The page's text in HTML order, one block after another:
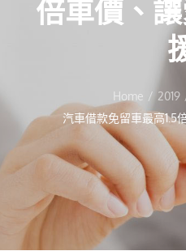
倍車價、
Home 2019
汽車借款免留車最高1.5